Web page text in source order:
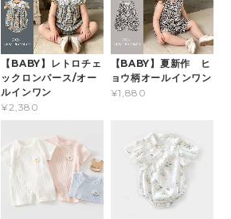
【BABY】レトロチェ
ックロンパース/オー
ルインワン
¥2,380
【BABY】夏新作 ヒ
ョウ柄オールインワン
¥1,880